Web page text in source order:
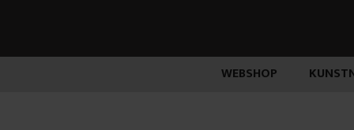
WEBSHOP